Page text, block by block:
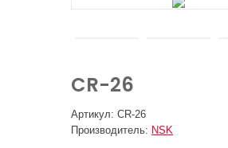
CR-26
Артикул: CR-26
Производитель: NSK